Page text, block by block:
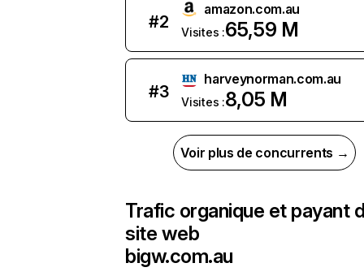
#2
amazon.com.au
Visites :65,59 M
#3
harveynorman.com.au
Visites :8,05 M
Voir plus de concurrents →
Trafic organique et payant
site web
bigw.com.au